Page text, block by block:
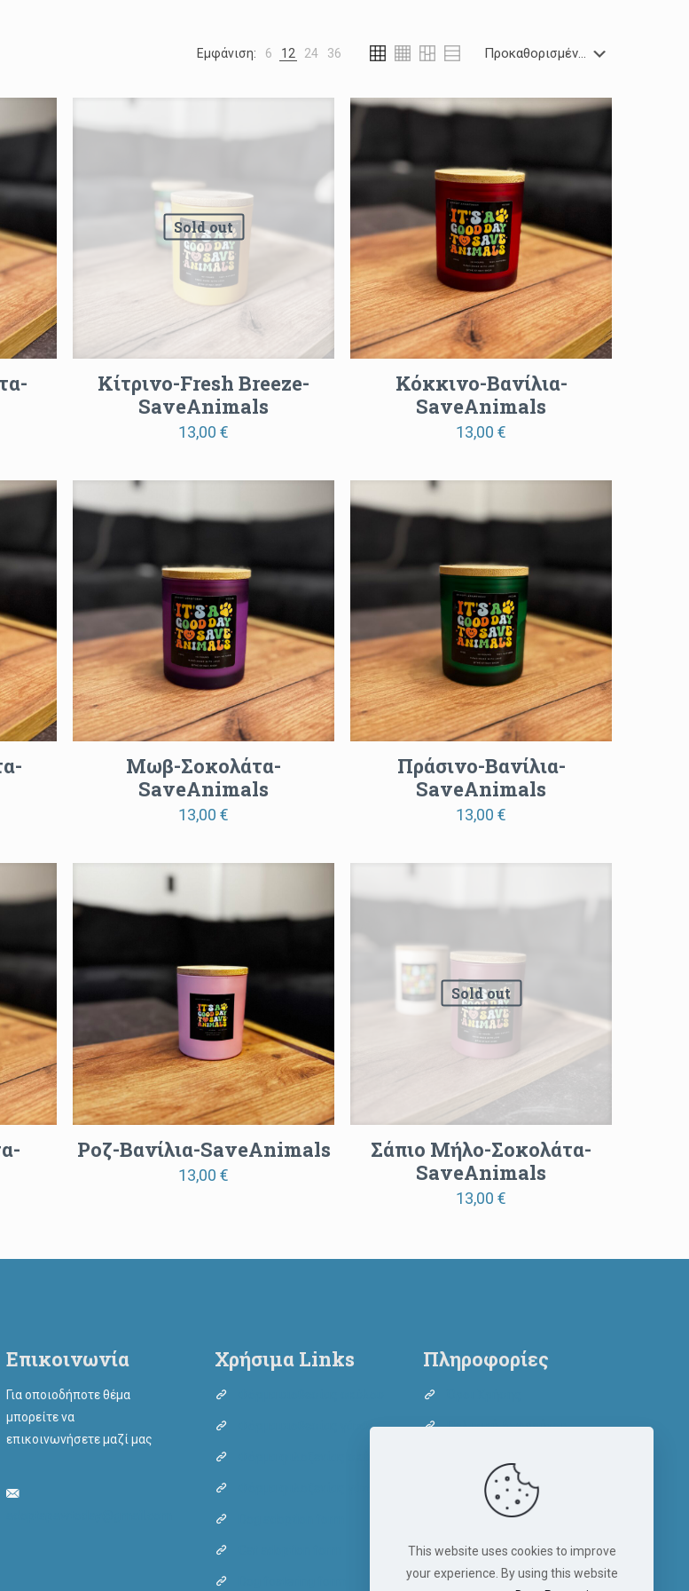
Εμφάνιση: 6 12 24 36
Sold out
Κίτρινο-Fresh Breeze-
SaveAnimals
13,00 €
Κόκκινο-Βανίλια-
SaveAnimals
13,00 €
Μωβ-Σοκολάτα-
SaveAnimals
13,00 €
Πράσινο-Βανίλια-
SaveAnimals
13,00 €
Ροζ-Βανίλια-SaveAnimals
13,00 €
Sold out
Σάπιο Μήλο-Σοκολάτα-
SaveAnimals
13,00 €
Επικοινωνία
Για οποιοδήποτε θέμα
μπορείτε να
επικοινωνήσετε μαζί μας
Χρήσιμα Links
Φόρμα υιοθεσίας γάτας
Πληροφορίες
Πολιτική Απορρήτου
This website uses cookies to improve
your experience. By using this website